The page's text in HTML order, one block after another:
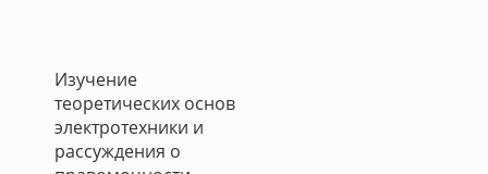
Изучение
теоретических основ
электротехники и
рассуждения о